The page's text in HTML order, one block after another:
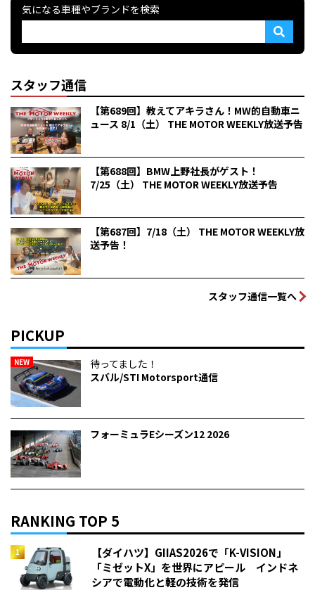
気になる車種やブランドを検索
スタッフ通信
【第689回】教えてアキラさん！MW的自動車ニ
ュース 8/1（土） THE MOTOR WEEKLY放送予告
【第688回】BMW上野社長がゲスト！
7/25（土） THE MOTOR WEEKLY放送予告
【第687回】7/18（土） THE MOTOR WEEKLY放
送予告！
スタッフ通信一覧へ
PICKUP
NEW
待ってました！
スバル/STI Motorsport通信
フォーミュラEシーズン12 2026
RANKING TOP 5
【ダイハツ】GIIAS2026で「K-VISION」
「ミゼットX」を世界にアピール インドネ
シアで電動化と軽の技術を発信